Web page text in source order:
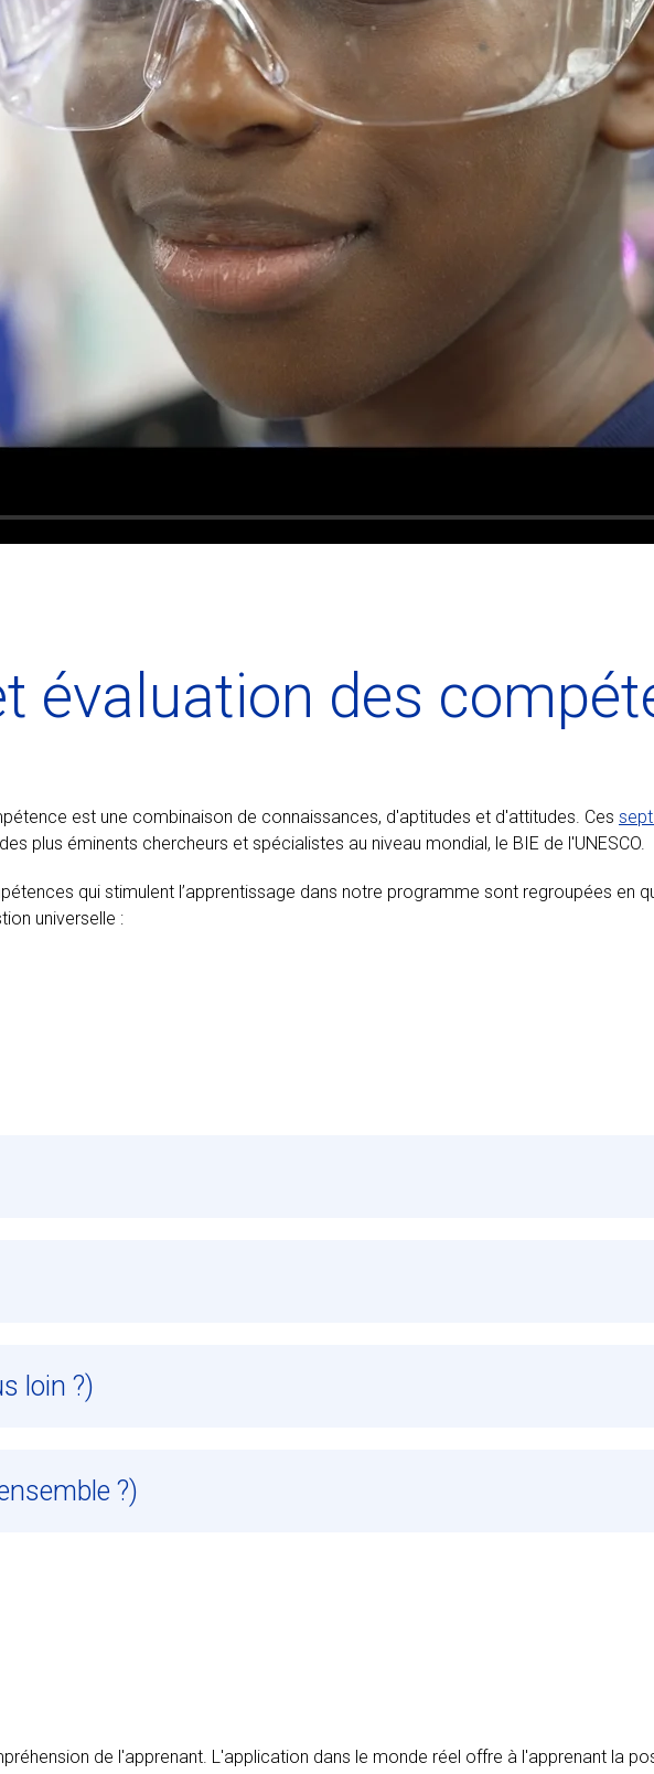
évaluation des
est une combinaison de connaissances, d'aptitudes et d'attitudes. Ces
plus éminents chercheurs et spécialistes au niveau mondial, le BIE de l'UNESCO.
qui stimulent l’apprentissage dans notre programme sont regroupées en
universelle :
loin ?)
?)
de l'apprenant. L'application dans le monde réel offre à l'apprenant la